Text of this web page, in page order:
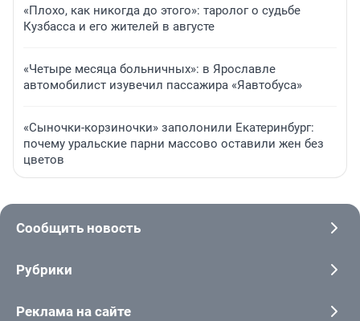
«Плохо, как никогда до этого»: таролог о судьбе
Кузбасса и его жителей в августе
«Четыре месяца больничных»: в Ярославле
автомобилист изувечил пассажира «Яавтобуса»
«Сыночки-корзиночки» заполонили Екатеринбург:
почему уральские парни массово оставили жен без
цветов
Сообщить новость
Рубрики
Реклама на сайте